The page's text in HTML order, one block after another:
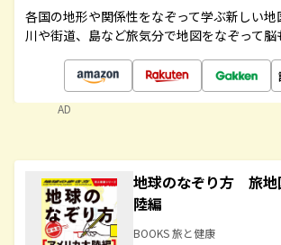
各国の地形や関係性をなぞって学ぶ新しい地
川や街道、島など旅気分で地図をなぞって脳
AD
地球のなぞり方 旅
陸編
BOOKS 旅と健康